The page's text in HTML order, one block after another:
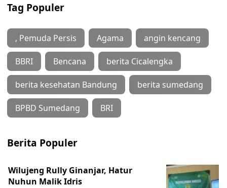
Tag Populer
, Pemuda Persis Agama angin kencang
BBRI Bencana berita Cicalengka
berita kesehatan Bandung berita sumedang
BPBD Sumedang BRI
Berita Populer
Wilujeng Rully Ginanjar, Hatur
Nuhun Malik Idris